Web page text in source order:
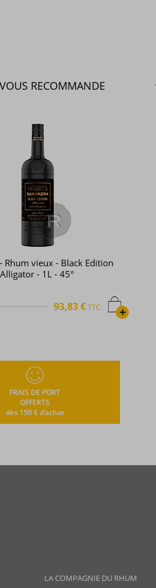
RECOMMANDE
Rhum vieux - Black Edition
Alligator - 1L - 45°
+
93,83 €TTC
FRAIS DE PORT
OFFERTS
dès 150 € d’achat
LA COMPAGNIE DU RHUM